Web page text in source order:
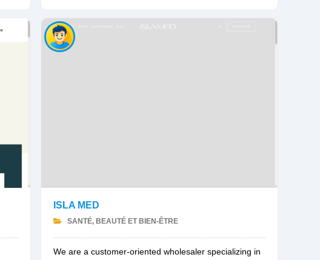
ISLA MED
SANTÉ, BEAUTÉ ET BIEN-ÊTRE
We are a customer-oriented wholesaler specializing in